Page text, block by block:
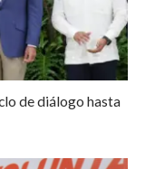
de diálogo hasta